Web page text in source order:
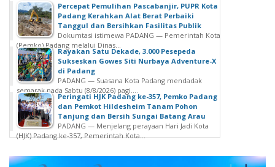
Percepat Pemulihan Pascabanjir, PUPR Kota
Padang Kerahkan Alat Berat Perbaiki
Tanggul dan Bersihkan Fasilitas Publik
Dokumtasi istimewa PADANG — Pemerintah Kota
(Pemko) Padang melalui Dinas...
Rayakan Satu Dekade, 3.000 Pesepeda
Sukseskan Gowes Siti Nurbaya Adventure-X
di Padang
PADANG — Suasana Kota Padang mendadak
semarak pada Sabtu (8/8/2026) pagi....
Peringati HJK Padang ke-357, Pemko Padang
dan Pemkot Hildesheim Tanam Pohon
Tanjung dan Bersih Sungai Batang Arau
PADANG — Menjelang perayaan Hari Jadi Kota
(HJK) Padang ke-357, Pemerintah Kota...